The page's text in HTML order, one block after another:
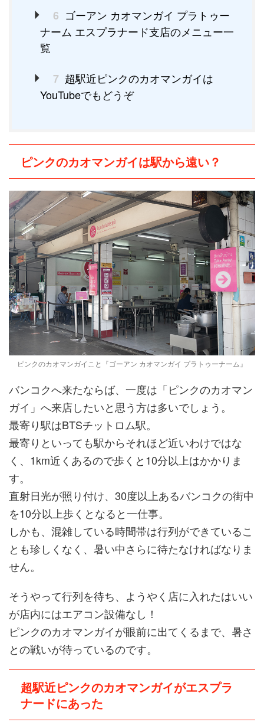
6 ゴーアン カオマンガイ プラトゥー
ナーム エスプラナード支店のメニュー一
覧
7 超駅近ピンクのカオマンガイは
YouTubeでもどうぞ
ピンクのカオマンガイは駅から遠い？
ピンクのカオマンガイこと『ゴーアン カオマンガイ プラトゥーナーム』
バンコクへ来たならば、一度は「ピンクのカオマン
ガイ」へ来店したいと思う方は多いでしょう。
最寄り駅はBTSチットロム駅。
最寄りといっても駅からそれほど近いわけではな
く、1km近くあるので歩くと10分以上はかかりま
す。
直射日光が照り付け、30度以上あるバンコクの街中
を10分以上歩くとなると一仕事。
しかも、混雑している時間帯は行列ができているこ
とも珍しくなく、暑い中さらに待たなければなりま
せん。
そうやって行列を待ち、ようやく店に入れたはいい
が店内にはエアコン設備なし！
ピンクのカオマンガイが眼前に出てくるまで、暑さ
との戦いが待っているのです。
超駅近ピンクのカオマンガイがエスプラ
ナードにあった